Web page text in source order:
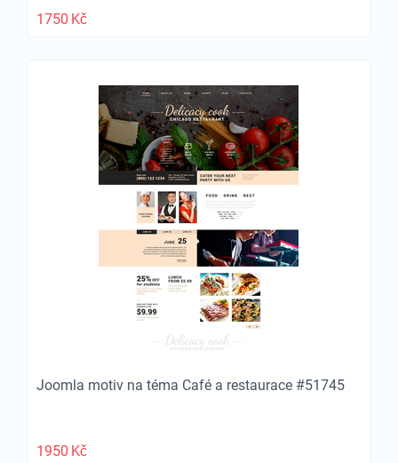
1750 Kč
Joomla motiv na téma Café a restaurace #51745
1950 Kč